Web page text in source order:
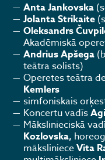
Anta Jankovska
Jolanta Strikaite
Oleksandrs
Akadēmiskā
Andrius Apšega
teātra solists)
Operetes teātra
Kemlers
simfoniskais
Koncertu vadīs
Mākslinieciskā
Kozlovska,
mākslinieceVita